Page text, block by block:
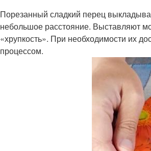
Порезанный сладкий перец
небольшое расстояние. Выставляют
«хрупкость». При необходимости их
процессом.